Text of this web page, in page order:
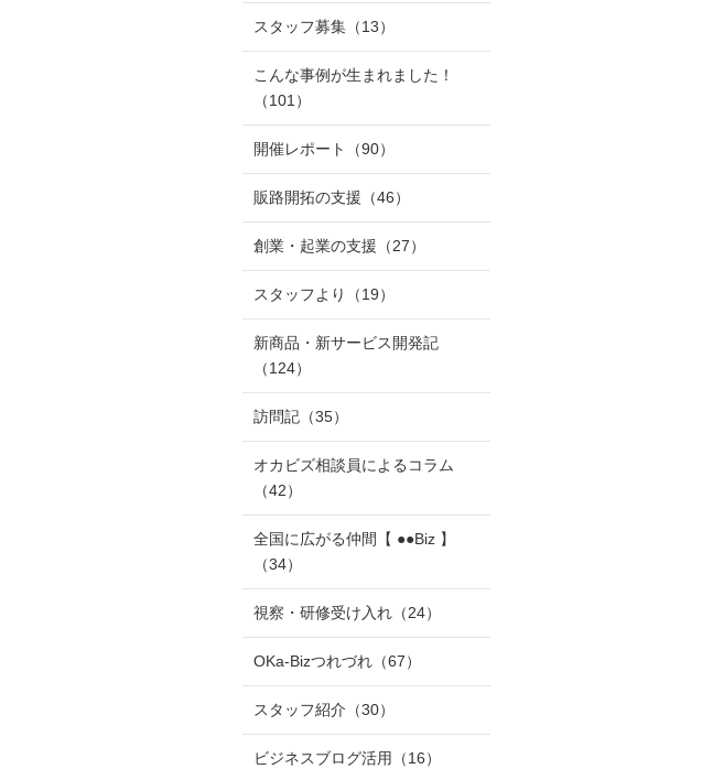
スタッフ募集 （13）
こんな事例が生まれました！
（101）
開催レポート （90）
販路開拓の支援 （46）
創業・起業の支援 （27）
スタッフより （19）
新商品・新サービス開発記
（124）
訪問記 （35）
オカビズ相談員によるコラム
（42）
全国に広がる仲間【 ●●Biz 】
（34）
視察・研修受け入れ （24）
OKa-Bizつれづれ （67）
スタッフ紹介 （30）
ビジネスブログ活用 （16）